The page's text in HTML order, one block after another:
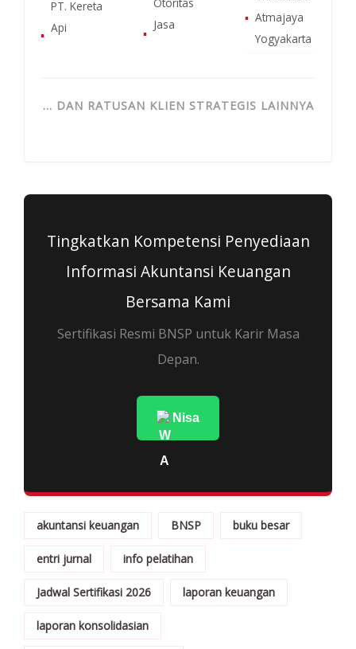
▪
PT. Kereta
Api
▪
Jasa
▪ Atmajaya
Yogyakarta
… DAN RATUSAN KLIEN STRATEGIS LAINNYA
Tingkatkan Kompetensi Penyediaan
Informasi Akuntansi Keuangan
Bersama Kami
Sertifikasi Resmi BNSP untuk Karir Masa
Depan.
Nisa
akuntansi keuangan BNSP buku besar
entri jurnal info pelatihan
Jadwal Sertifikasi 2026 laporan keuangan
laporan konsolidasian